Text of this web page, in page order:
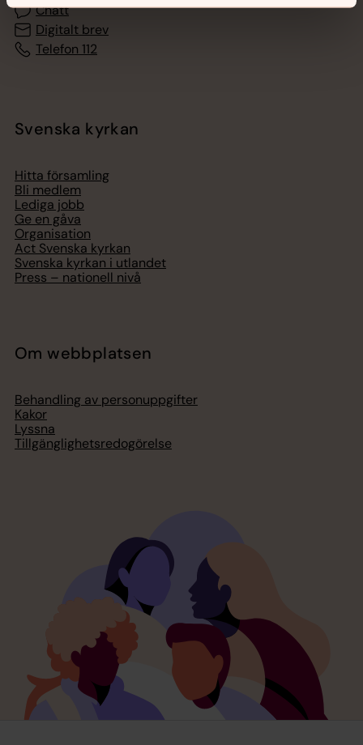
Chatt
Digitalt brev
Telefon 112
Svenska kyrkan
Hitta församling
Bli medlem
Lediga jobb
Ge en gåva
Organisation
Act Svenska kyrkan
Svenska kyrkan i utlandet
Press – nationell nivå
Om webbplatsen
Behandling av personuppgifter
Kakor
Lyssna
Tillgänglighetsredogörelse